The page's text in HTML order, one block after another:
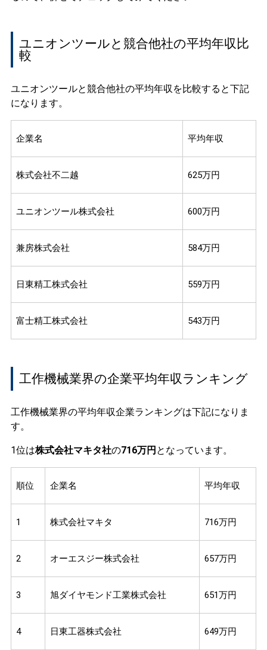
ユニオンツールと競合他社の平均年収比
較
ユニオンツールと競合他社の平均年収を比較すると下記
になります。
企業名 平均年収
株式会社不二越 625万円
ユニオンツール株式会社 600万円
兼房株式会社 584万円
日東精工株式会社 559万円
富士精工株式会社 543万円
工作機械業界の企業平均年収ランキング
工作機械業界の平均年収企業ランキングは下記になりま
す。
1位は株式会社マキタ社の716万円 となっています。
順位 企業名 平均年収
1 株式会社マキタ 716万円
2 オーエスジー株式会社 657万円
3 旭ダイヤモンド工業株式会社 651万円
4 日東工器株式会社 649万円